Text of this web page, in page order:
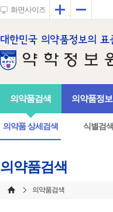
화면사이즈 확대
의약품검색
의약품 상세검색 식별검색
의약품정보
의약품검색
의약품검색